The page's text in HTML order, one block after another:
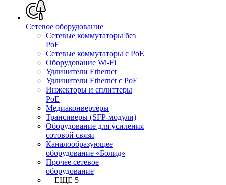
Сетевое оборудование
Сетевые коммутаторы без
PoE
Сетевые коммутаторы с PoE
Оборудование Wi-Fi
Удлинители Ethernet
Удлинители Ethernet с PoE
Инжекторы и сплиттеры
PoE
Медиаконвертеры
Трансиверы (SFP-модули)
Оборудование для усиления
сотовой связи
Каналообразующее
оборудование «Болид»
Прочее сетевое
оборудование
+ ЕЩЕ 5